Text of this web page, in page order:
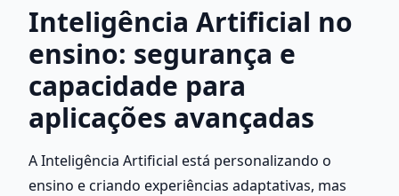
Inteligência Artificial no
ensino: segurança e
capacidade para
aplicações avançadas
A Inteligência Artificial está personalizando o
ensino e criando experiências adaptativas, mas